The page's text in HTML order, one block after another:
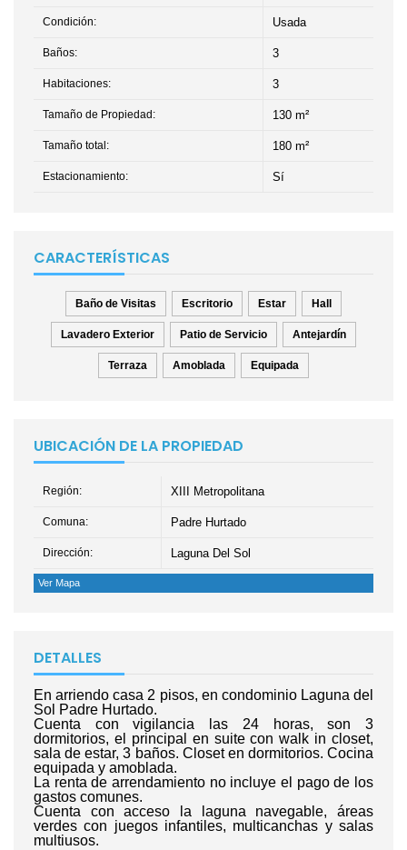
Condición: Usada
Baños: 3
Habitaciones: 3
Tamaño de Propiedad: 130 m²
Tamaño total: 180 m²
Estacionamiento: Sí
CARACTERÍSTICAS
Baño de Visitas Escritorio Estar Hall
Lavadero Exterior Patio de Servicio Antejardín
Terraza Amoblada Equipada
UBICACIÓN DE LA PROPIEDAD
Región: XIII Metropolitana
Comuna: Padre Hurtado
Dirección: Laguna Del Sol
Ver Mapa
DETALLES
En arriendo casa 2 pisos, en condominio Laguna del
Sol Padre Hurtado.
Cuenta con vigilancia las 24 horas, son 3
dormitorios, el principal en suite con walk in closet,
sala de estar, 3 baños. Closet en dormitorios. Cocina
equipada y amoblada.
La renta de arrendamiento no incluye el pago de los
gastos comunes.
Cuenta con acceso la laguna navegable, áreas
verdes con juegos infantiles, multicanchas y salas
multiusos.